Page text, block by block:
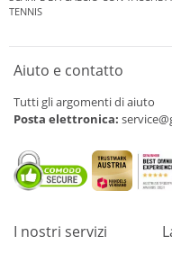
TENNIS
Aiuto e contatto
Tutti gli argomenti di aiuto
Posta elettronica:
I nostri servizi